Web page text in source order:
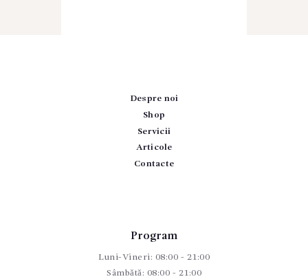
Despre noi
Shop
Servicii
Articole
Contacte
Program
Luni-Vineri: 08:00 - 21:00
Sâmbătă: 08:00 - 21:00